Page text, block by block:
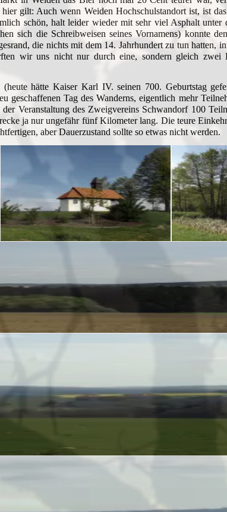
gilt: Auch wenn Weiden Hochschulstandort ist, ist
schön, halt leider wieder mit sehr viel Asphalt unter
sich die Schreibweisen seines Vornamens) konnte
die nichts mit dem 14. Jahrhundert zu tun hatten,
wir uns nicht nur durch eine, sondern gleich zwei
(heute hätte Kaiser Karl IV. seinen 700. Geburtstag
geschaffenen Tag des Wanderns, eigentlich mehr
Veranstaltung des Zweigvereins Schwandorf 100
ja nur ungefähr fünf Kilometer lang. Die teure
aber Dauerzustand sollte so etwas nicht werden.